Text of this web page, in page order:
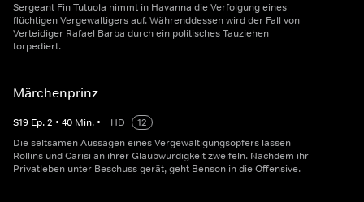
Sergeant Fin Tutuola nimmt in Havanna die Verfolgung eines
flüchtigen Vergewaltigers auf. Währenddessen wird der Fall von
Verteidiger Rafael Barba durch ein politisches Tauziehen
torpediert.
Märchenprinz
S19 Ep.2 • 40 Min. • HD
12
Die seltsamen Aussagen eines Vergewaltigungsopfers lassen
Rollins und Carisi an ihrer Glaubwürdigkeit zweifeln. Nachdem ihr
Privatleben unter Beschuss gerät, geht Benson in die Offensive.